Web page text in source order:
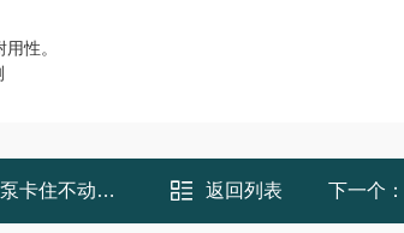
性。
动维修检测 返回列表 下一个：